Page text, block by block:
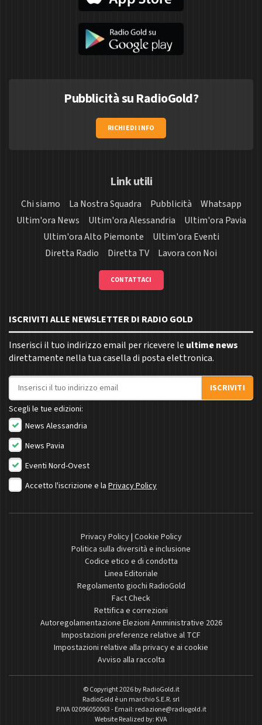
Pubblicità su RadioGold?
RICHIEDI INFO
Link utili
Chi siamo La Nostra Squadra Pubblicità
Whatsapp
Ultim'ora News
Ultim'ora Alessandria
Ultim'ora Pavia
Ultim'ora Alto Piemonte
Ultim'ora Eventi
Diretta Radio
Diretta TV Lavora con Noi
CONTATTACI
ISCRIVITI ALLE NEWSLETTER DI RADIO GOLD
Inserisci il tuo indirizzo email per ricevere le ultime news
direttamente nella tua casella di posta elettronica.
Indirizzo email
ISCRIVITI
Scegli le tue edizioni:
News Alessandria
News Pavia
Eventi Nord-Ovest
Accetto l'iscrizione e la Privacy Policy
Privacy Policy| Cookie Policy
Politica sulla diversità e inclusione
Codice etico e di condotta
Linea Editoriale
Regolamento giochi RadioGold
Fact Check
Rettifica e correzioni
Autoregolamentazione Elezioni Amministrative 2026
Impostazioni preferenze relative al TCF
Impostazioni relative alla privacy e ai cookie
Avviso alla raccolta
© Copyright 2026 byRadioGold.it
RadioGold è un marchio S.E.R. srl
P.IVA 02096050063 - Email: redazione@radiogold.it
Website Realized by: KVA